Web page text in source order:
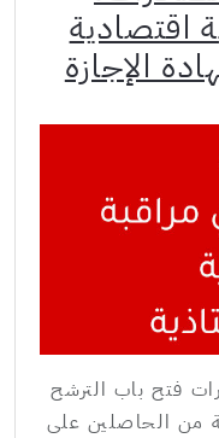
اقتصادية
الإجازة
فتح باب الترشح
من الحاصلين على